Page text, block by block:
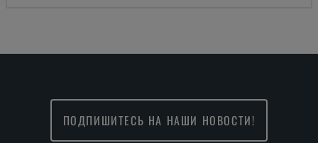
ПОДПИШИТЕСЬ НА НАШИ НОВОСТИ!